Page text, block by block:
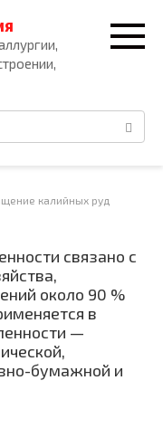
калийных руд
связано с
около 90 %
в
—
бумажной и